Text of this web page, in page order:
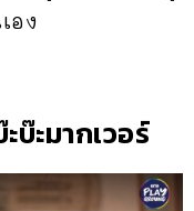
อง
บ๊ะมากเวอร์